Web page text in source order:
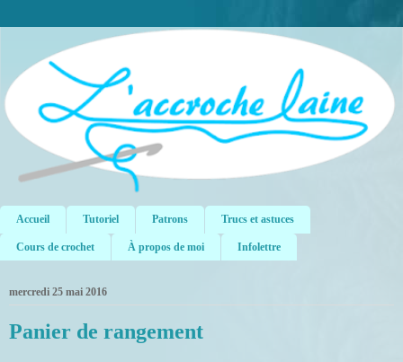
Accueil Tutoriel Patrons Trucs et astuces
Cours de crochet À propos de moi Infolettre
mercredi 25 mai 2016
Panier de rangement